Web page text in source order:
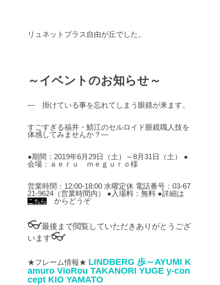
リュネットプラス自由が丘でした。
～イベントのお知らせ～
― 掛けている事を忘れてしまう眼鏡が来ます。
すごすぎる福井・鯖江のセルロイド眼鏡職人技を
体感してみませんか？―
●期間：2019年6月29日（土）～8月31日（土）
●
会場：ａｅｒｕ ｍｅｇｕｒｏ様
営業時間：12:00-18:00 水曜定休 電話番号：03-67
21-9624（営業時間内）
●入場料：無料 ●詳細は
こちら からどうぞ
👓最後まで閲覧していただきありがとうござ
います👓
★フレーム情報★ LINDBERG 歩～AYUMI K
amuro VioRou TAKANORI YUGE y-con
cept KIO YAMATO